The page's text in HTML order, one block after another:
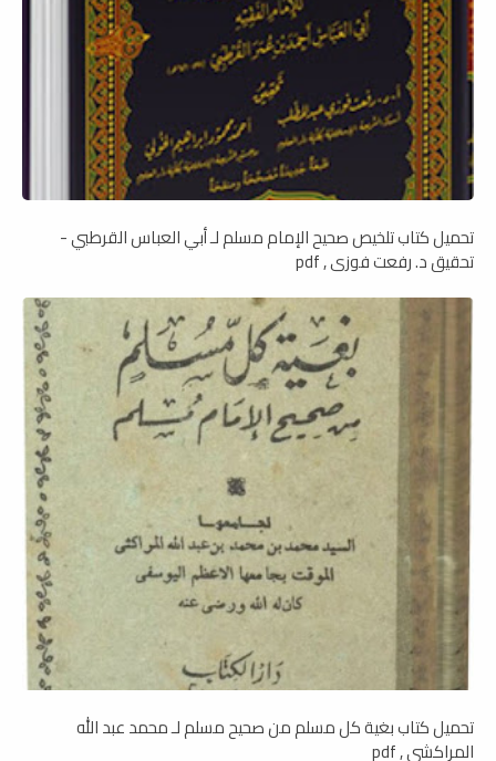
تحميل كتاب تلخيص صحيح الإمام مسلم لـ أبي العباس القرطبي -
تحقيق د. رفعت فوزي , pdf
تحميل كتاب بغية كل مسلم من صحيح مسلم لـ محمد عبد الله
المراكشي , pdf